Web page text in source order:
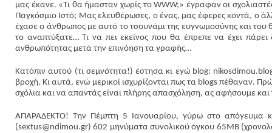
μας έκανε. «Τι θα ήμασταν χωρίς το WWW;» έγραφαν οι
Παγκόσμιο Ιστό; Μας ελευθέρωσες, ο ένας, μας έφερες κοντά, ο
έχασε ο άνθρωπος με αυτό το τσουνάμι της ευγνωμοσύνης και
το αναπτύξατε… Τι να πει εκείνος που θα έπρεπε να έχει
ανθρωπότητας μετά την επινόηση τα γραφής…
Κατόπιν αυτού (τι σεμνότητα!) έστησα κι εγώ blog:
βροχή. Κι αυτά, ενώ μερικοί ισχυρίζονται πως τα blogs πέθαναν.
σχόλια και να απαντάς είναι πλήρης απασχόληση, ας αφήσουμε
ΑΠΑΡΑΔΕΚΤΟ! Την Πέμπτη 5 Ιανουαρίου, γύρω στο απόγευμα
(sextus@ndimou.gr) 602 μηνύματα συνολικού όγκου 65ΜΒ